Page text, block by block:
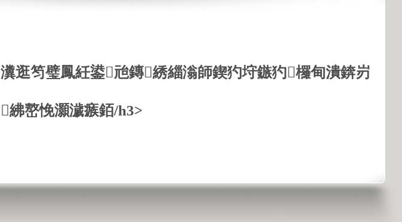
瀵逛笉璧鳳紝鍙兘鏄綉緇滃師鍥犳垨鏃犳欏甸潰錛岃
紼嶅悗灝濊瘯銆/h3>